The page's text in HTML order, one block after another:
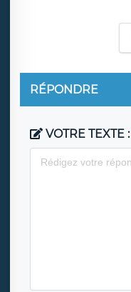
RÉPONDRE
VOTRE TEXTE :